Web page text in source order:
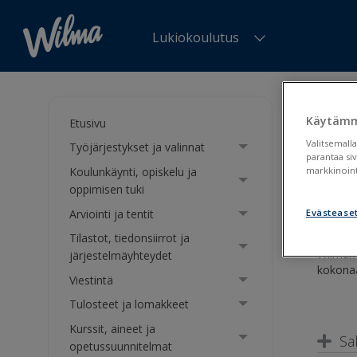
Lukiokoulutus
Etusivu
Työjärjestykset ja valinnat
Koulunkäynti, opiskelu ja
oppimisen tuki
Arviointi ja tentit
Tilastot, tiedonsiirrot ja
järjestelmäyhteydet
Viestintä
Tulosteet ja lomakkeet
Kurssit, aineet ja
opetussuunnitelmat
parantaa